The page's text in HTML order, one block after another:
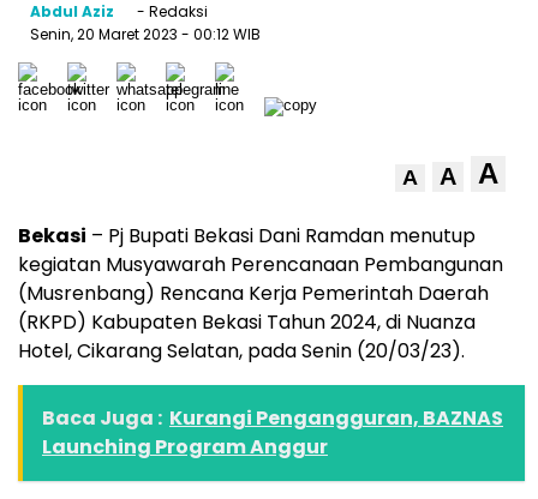
Abdul Aziz
- Redaksi
Senin, 20 Maret 2023 - 00:12 WIB
A A A
Bekasi – Pj Bupati Bekasi Dani Ramdan menutup
kegiatan Musyawarah Perencanaan Pembangunan
(Musrenbang) Rencana Kerja Pemerintah Daerah
(RKPD) Kabupaten Bekasi Tahun 2024, di Nuanza
Hotel, Cikarang Selatan, pada Senin (20/03/23).
Baca Juga : Kurangi Pengangguran, BAZNAS
Launching Program Anggur